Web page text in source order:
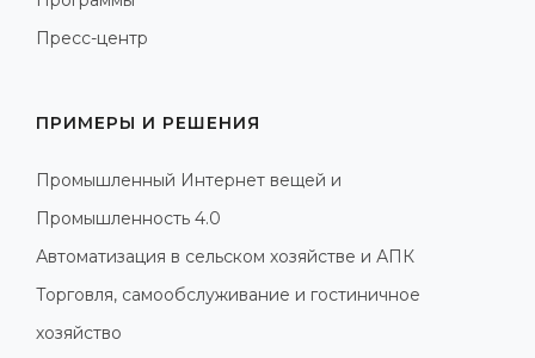
Пресс-центр
ПРИМЕРЫ И РЕШЕНИЯ
Промышленный Интернет вещей и
Промышленность 4.0
Автоматизация в сельском хозяйстве и АПК
Торговля, самообслуживание и гостиничное
хозяйство